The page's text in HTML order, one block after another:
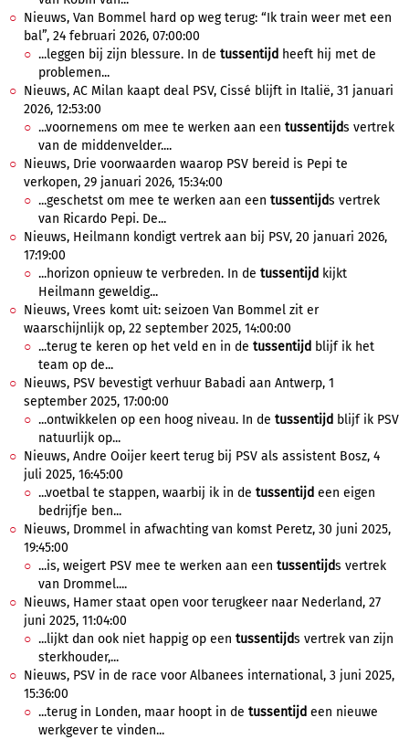
Nieuws, Van Bommel hard op weg terug: “Ik train weer met een
bal”, 24 februari 2026, 07:00:00
...leggen bij zijn blessure. In de tussentijd heeft hij met de
problemen...
Nieuws, AC Milan kaapt deal PSV, Cissé blijft in Italië, 31 januari
2026, 12:53:00
...voornemens om mee te werken aan een tussentijds vertrek
van de middenvelder....
Nieuws, Drie voorwaarden waarop PSV bereid is Pepi te
verkopen, 29 januari 2026, 15:34:00
...geschetst om mee te werken aan een tussentijds vertrek
van Ricardo Pepi. De...
Nieuws, Heilmann kondigt vertrek aan bij PSV, 20 januari 2026,
17:19:00
...horizon opnieuw te verbreden. In de tussentijd kijkt
Heilmann geweldig...
Nieuws, Vrees komt uit: seizoen Van Bommel zit er
waarschijnlijk op, 22 september 2025, 14:00:00
...terug te keren op het veld en in de tussentijd blijf ik het
team op de...
Nieuws, PSV bevestigt verhuur Babadi aan Antwerp, 1
september 2025, 17:00:00
...ontwikkelen op een hoog niveau. In de tussentijd blijf ik PSV
natuurlijk op...
Nieuws, Andre Ooijer keert terug bij PSV als assistent Bosz, 4
juli 2025, 16:45:00
...voetbal te stappen, waarbij ik in de tussentijd een eigen
bedrijfje ben...
Nieuws, Drommel in afwachting van komst Peretz, 30 juni 2025,
19:45:00
...is, weigert PSV mee te werken aan een tussentijds vertrek
van Drommel....
Nieuws, Hamer staat open voor terugkeer naar Nederland, 27
juni 2025, 11:04:00
...lijkt dan ook niet happig op een tussentijds vertrek van zijn
sterkhouder,...
Nieuws, PSV in de race voor Albanees international, 3 juni 2025,
15:36:00
...terug in Londen, maar hoopt in de tussentijd een nieuwe
werkgever te vinden...